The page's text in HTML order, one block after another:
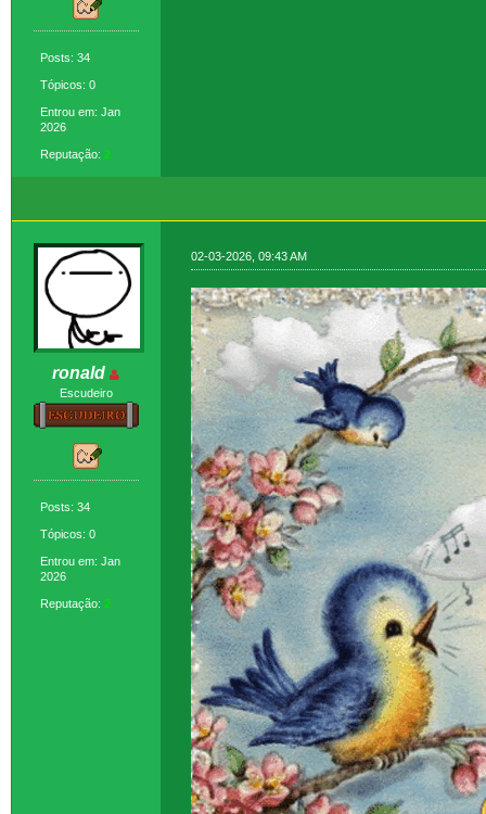
Posts: 34
Tópicos: 0
Entrou em: Jan
2026
Reputação: 2
ronald
Escudeiro
Posts: 34
Tópicos: 0
Entrou em: Jan
2026
Reputação: 2
02-03-2026, 09:43 AM